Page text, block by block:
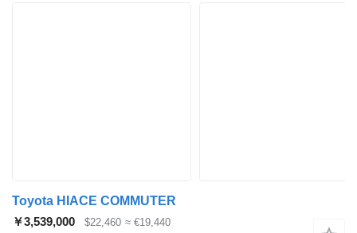
Toyota HIACE COMMUTER
￥3,539,000
$22,460 ≈ €19,440